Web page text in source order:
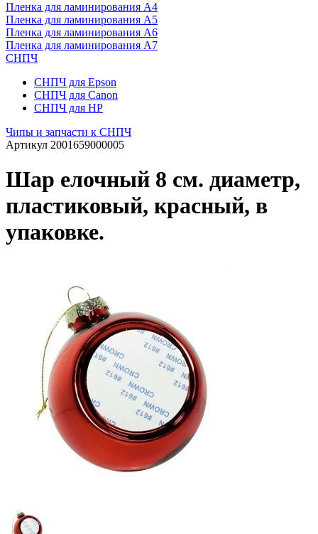
Пленка для ламинирования А4
Пленка для ламинирования А5
Пленка для ламинирования А6
Пленка для ламинирования А7
СНПЧ
СНПЧ для Epson
СНПЧ для Canon
СНПЧ для HP
Чипы и запчасти к СНПЧ
Артикул 2001659000005
Шар елочный 8 см. диаметр,
пластиковый, красный, в
упаковке.